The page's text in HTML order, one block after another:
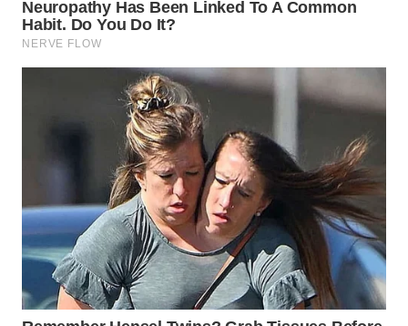
WN
PURWAKARTA
WN
WN
SOLO
WN
BOROBUDUR